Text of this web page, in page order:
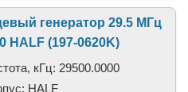
генератор 29.5 МГц
HALF (197-0620K)
кГц: 29500.0000
HALF